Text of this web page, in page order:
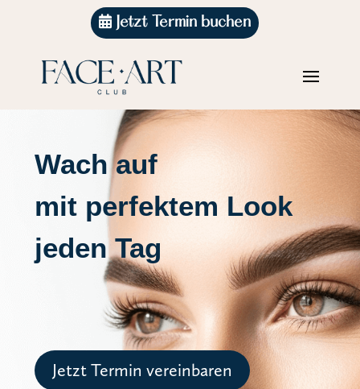
Jetzt Termin buchen
Wach auf
mit perfektem Look
jeden Tag
Jetzt Termin vereinbaren